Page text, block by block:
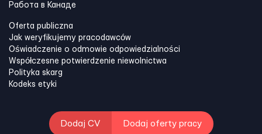
Работа в Канадe
Oferta publiczna
Jak weryfikujemy pracodawców
Oświadczenie o odmowie odpowiedzialności
Współczesne potwierdzenie niewolnictwa
Polityka skarg
Kodeks etyki
Dodaj CV Dodaj oferty pracy